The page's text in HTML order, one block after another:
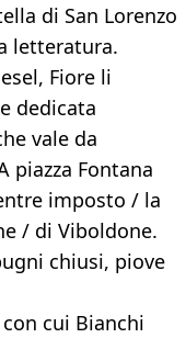
di San Lorenzo
letteratura.
Fiore li
dedicata
vale da
piazza Fontana
imposto / la
/ di Viboldone.
chiusi, piove
cui Bianchi